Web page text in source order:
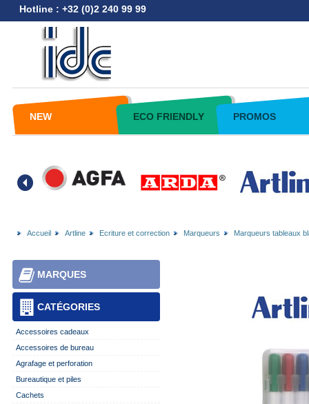
Hotline : +32 (0)2 240 99 99
NEW ECO FRIENDLY PROMOS
Accueil Artline Ecriture et correction Marqueurs Marqueurs tableaux
CATÉGORIES
MARQUES
Accessoires cadeaux
Accessoires de bureau
Agrafage et perforation
Bureautique et piles
Cachets